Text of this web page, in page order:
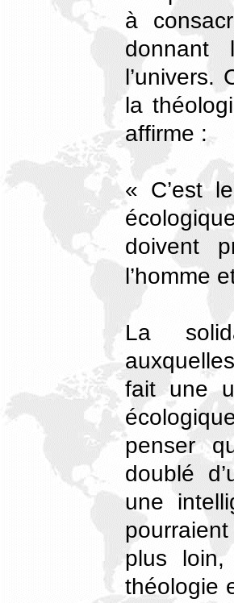
à
donnant
l’univers.
la
affirme :
« C’est
doivent
l’homme
La
fait une
penser
doublé
une
plus
théologie